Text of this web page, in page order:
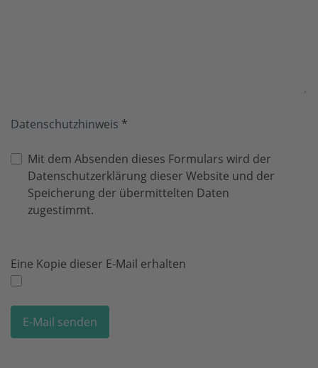
Datenschutzhinweis *
Datenschutzhinweis
Mit dem Absenden dieses Formulars wird der
Datenschutzerklärung dieser Website und der
Speicherung der übermittelten Daten
zugestimmt.
Eine Kopie dieser E-Mail erhalten
E-Mail senden